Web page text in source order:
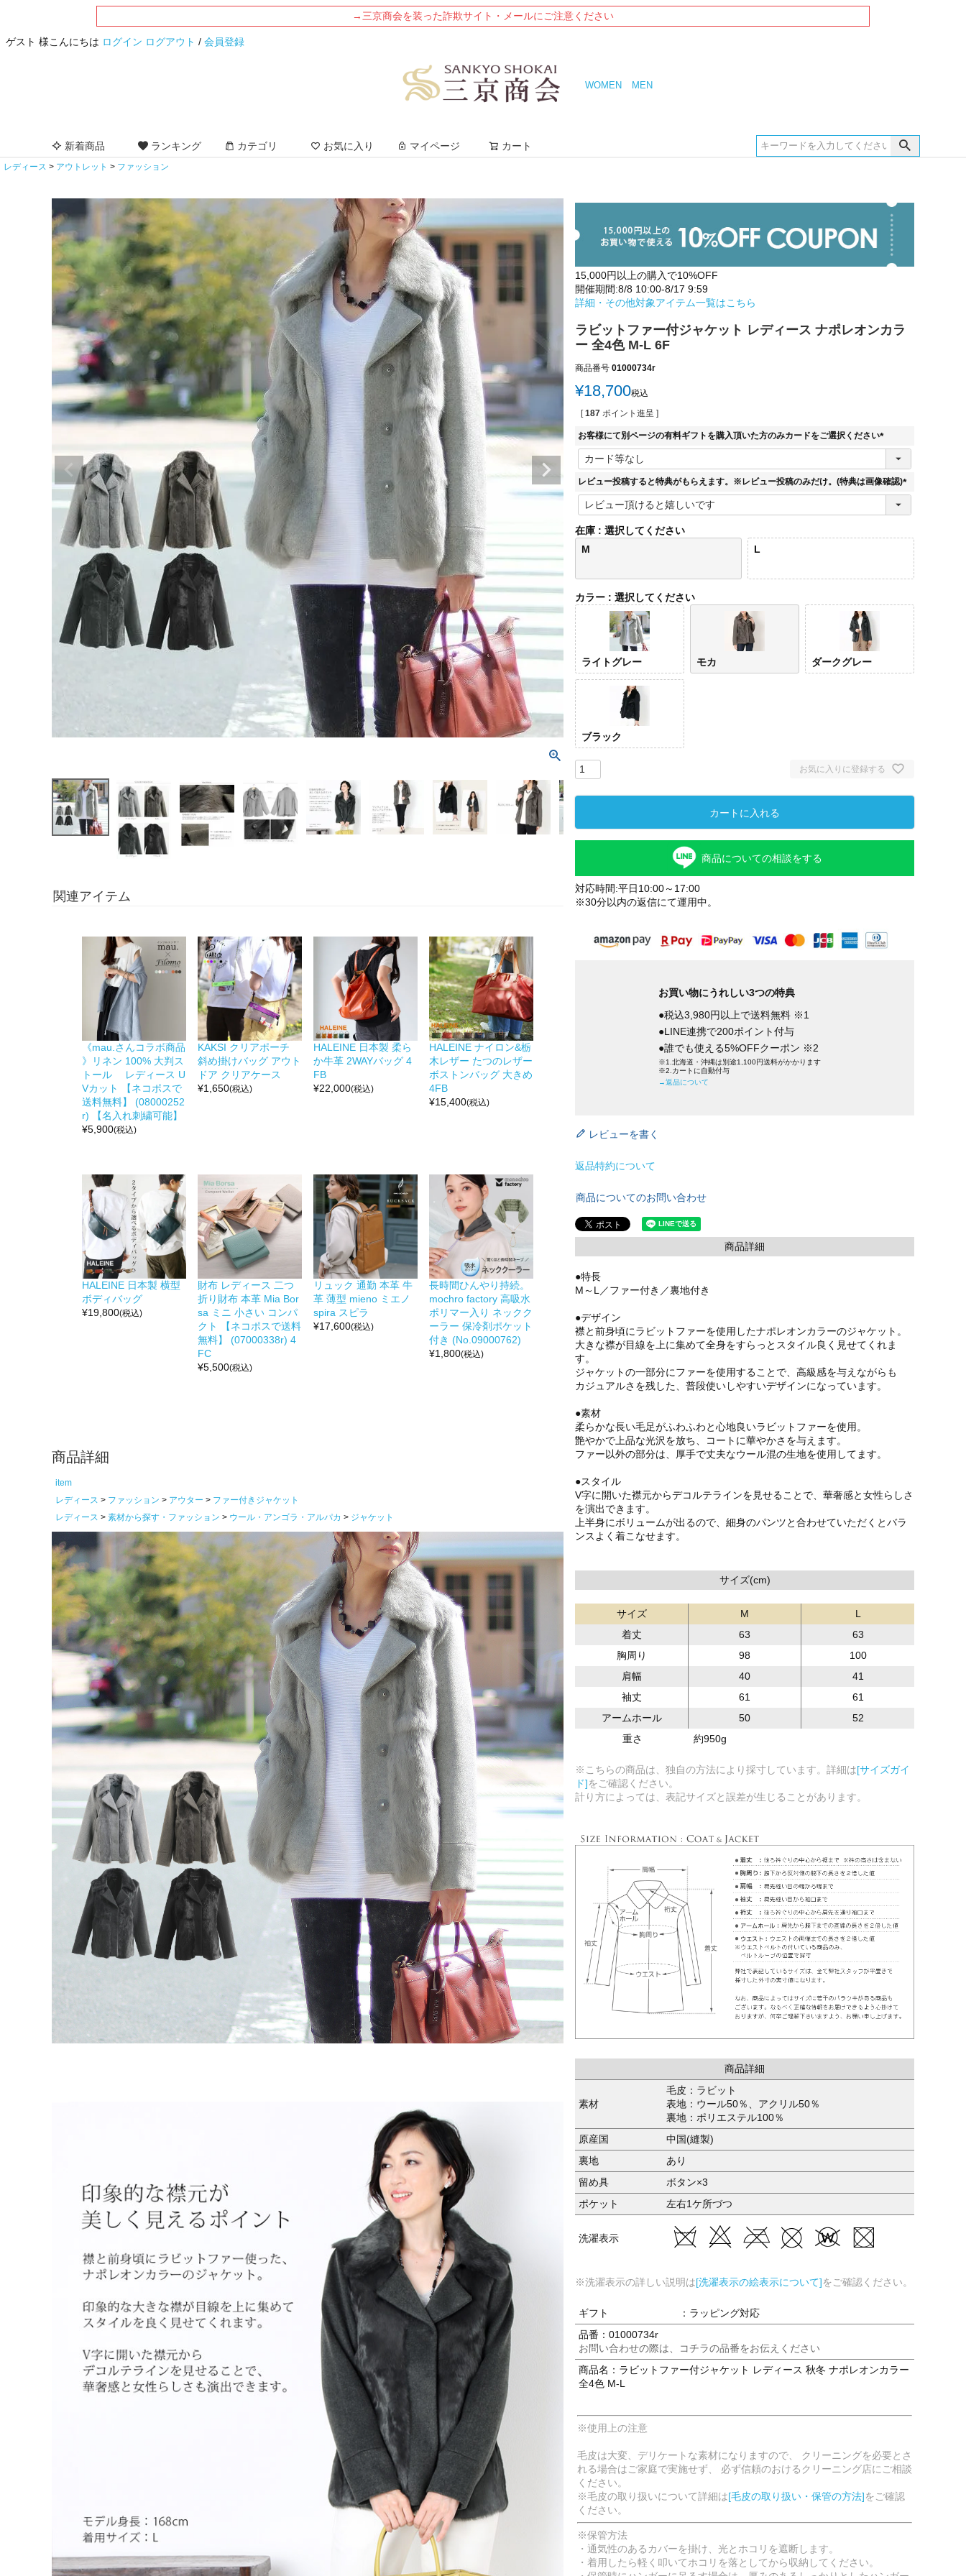
→三京商会を装った詐欺サイト・メールにご注意ください
ゲスト 様こんにちは ログイン ログアウト / 会員登録
WOMEN MEN
新着商品 ランキング カテゴリ お気に入り マイページ カート
レディース アウトレット ファッション
ライトグレ
ー
モカ
ダークグレ
関連アイテム
《mau.さんコラボ商品
》リネン 100% 大判ス
トール レディース U
Vカット 【ネコポスで
送料無料】 (08000252
r) 【名入れ刺繍可能】
¥5,900(税込)
KAKSI クリアポーチ
斜め掛けバッグ アウト
ドア クリアケース
¥1,650(税込)
HALEINE 日本製 柔ら
か牛革 2WAYバッグ 4
FB
¥22,000(税込)
HALEINE ナイロン&栃
木レザー たつのレザー
ボストンバッグ 大きめ
4FB
¥15,400(税込)
HALEINE 日本製 横型
ボディバッグ
¥19,800(税込)
財布 レディース 二つ
折り財布 本革 Mia Bor
sa ミニ 小さい コンパ
クト 【ネコポスで送料
無料】 (07000338r) 4
FC
¥5,500(税込)
リュック 通勤 本革 牛
革 薄型 mieno ミエノ
spira スピラ
¥17,600(税込)
長時間ひんやり持続。
mochro factory 高吸水
ポリマー入り ネックク
ーラー 保冷剤ポケット
付き (No.09000762)
¥1,800(税込)
商品詳細
item
レディース
ファッション アウター
ファー付きジャケット
レディース
素材から探す・ファッション ウール・アンゴラ・アルパカ ジャケット
15,000円以上の購入で10%OFF
開催期間:8/8 10:00-8/17 9:59
詳細・その他対象アイテム一覧はこちら
ラビットファー付ジャケット レディース ナポレオンカラ
ー 全4色 M-L 6F
商品番号 01000734r
¥18,700税込
[ 187 ポイント進呈 ]
お客様にて別ページの有料ギフトを購入頂いた方のみカードをご選択ください
(
須
レビュー投稿すると特典がもらえます。※レビュー投稿のみだけ。(特典は画像確認)
(
)
在庫
選択してください
M
L
カラー 選択してください
ライトグレー モカ ダークグレー
ブラック
お気に入りに登録する
カートに入れる
商品についての相談をする
対応時間:平日10:00～17:00
※30分以内の返信にて運用中。
お買い物にうれしい3つの特典
●税込3,980円以上で送料無料 ※1
●LINE連携で200ポイント付与
●誰でも使える5%OFFクーポン ※2
※1.北海道・沖縄は別途1,100円送料がかかります
※2.カートに自動付与
→返品について
レビューを書く
返品特約について
商品についてのお問い合わせ
商品詳細
●特長
M～L／ファー付き／裏地付き
●デザイン
襟と前身頃にラビットファーを使用したナポレオンカラーのジャケット。
大きな襟が目線を上に集めて全身をすらっとスタイル良く見せてくれま
す。
ジャケットの一部分にファーを使用することで、高級感を与えながらも
カジュアルさを残した、普段使いしやすいデザインになっています。
●素材
柔らかな長い毛足がふわふわと心地良いラビットファーを使用。
艶やかで上品な光沢を放ち、コートに華やかさを与えます。
ファー以外の部分は、厚手で丈夫なウール混の生地を使用してます。
●スタイル
V字に開いた襟元からデコルテラインを見せることで、華奢感と女性らしさ
を演出できます。
上半身にボリュームが出るので、細身のパンツと合わせていただくとバラ
ンスよく着こなせます。
サイズ(cm)
サイズ M
L
着丈
63
63
胸周り
98
100
肩幅
40
41
袖丈
61
61
アームホール
50
52
重さ
約950g
※こちらの商品は、独自の方法により採寸しています。詳細は[サイズガイ
ド]をご確認ください。
計り方によっては、表記サイズと誤差が生じることがあります。
商品詳細
素材
毛皮：ラビット
表地：ウール50％、アクリル50％
裏地：ポリエステル100％
原産国
中国(縫製)
裏地
あり
留め具
ボタン×3
ポケット
左右1ケ所づつ
洗濯表示
※洗濯表示の詳しい説明は[洗濯表示の絵表示について]をご確認ください。
ギフト
：ラッピング対応
品番：01000734r
お問い合わせの際は、コチラの品番をお伝えください
商品名：ラビットファー付ジャケット レディース 秋冬 ナポレオンカラー
全4色 M-L
※使用上の注意
毛皮は大変、デリケートな素材になりますので、 クリーニングを必要とさ
れる場合はご家庭で実施せず、 必ず信頼のおけるクリーニング店にご相談
ください。
※毛皮の取り扱いについて詳細は[毛皮の取り扱い・保管の方法]をご確認
ください。
※保管方法
・通気性のあるカバーを掛け、光とホコリを遮断します。
・着用したら軽く叩いてホコリを落としてから収納してください。